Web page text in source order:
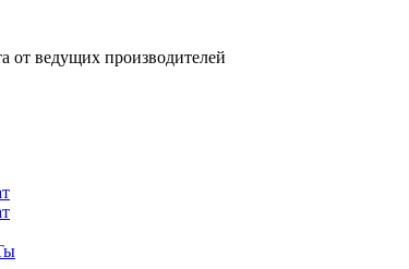
от ведущих производителей